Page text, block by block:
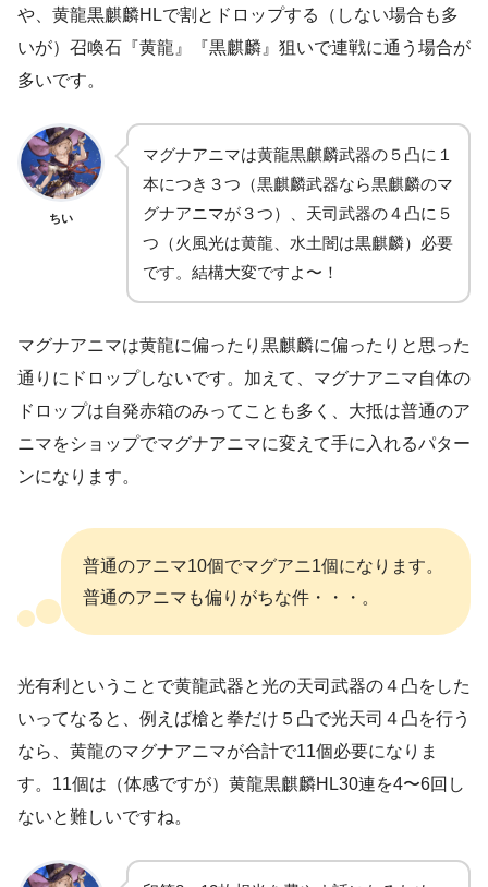
や、黄龍黒麒麟HLで割とドロップする（しない場合も多
いが）召喚石『黄龍』『黒麒麟』狙いで連戦に通う場合が
多いです。
ちい
マグナアニマは黄龍黒麒麟武器の５凸に１
本につき３つ（黒麒麟武器なら黒麒麟のマ
グナアニマが３つ）、天司武器の４凸に５
つ（火風光は黄龍、水土闇は黒麒麟）必要
です。結構大変ですよ〜！
マグナアニマは黄龍に偏ったり黒麒麟に偏ったりと思った
通りにドロップしないです。加えて、マグナアニマ自体の
ドロップは自発赤箱のみってことも多く、大抵は普通のア
ニマをショップでマグナアニマに変えて手に入れるパター
ンになります。
普通のアニマ10個でマグアニ1個になります。
普通のアニマも偏りがちな件・・・。
光有利ということで黄龍武器と光の天司武器の４凸をした
いってなると、例えば槍と拳だけ５凸で光天司４凸を行う
なら、黄龍のマグナアニマが合計で11個必要になりま
す。11個は（体感ですが）黄龍黒麒麟HL30連を4〜6回し
ないと難しいですね。